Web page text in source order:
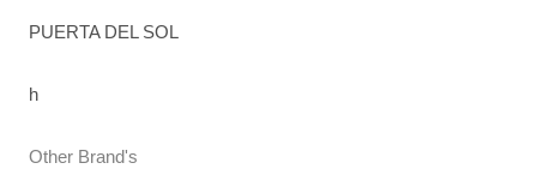
PUERTA DEL SOL
h
Other Brand's